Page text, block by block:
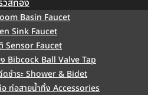
Basin Faucet
Sink Faucet
Sensor Faucet
Bibcock Ball Valve Tap
ดชำระ Shower & Bidet
ท่อสายน้ำทิ้ง Accessories